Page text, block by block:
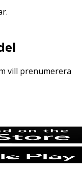
vill prenumerera